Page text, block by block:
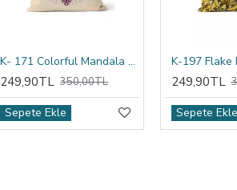
K- 171 Colorful Mandala Tribal Çift Tarafı Baskılı Kırlent Kılıfı
249,90TL 350,00TL
Sepete Ekle
249,90TL
Sepete Ekle